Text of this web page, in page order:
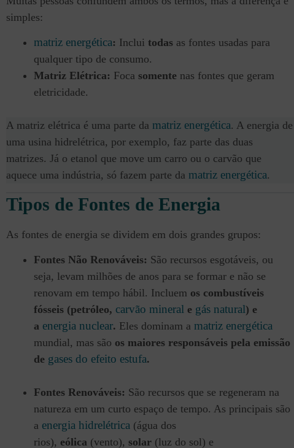
simples:
matriz energética: Inclui todas as fontes usadas para
qualquer tipo de consumo.
Matriz Elétrica: Foca somente nas fontes que geram
eletricidade.
A matriz elétrica é uma parte da matriz energética. A energia de
uma usina hidrelétrica, por exemplo, faz parte das duas
matrizes. Já o etanol que move um carro ou o carvão que
aquece uma indústria, só fazem parte da matriz energética.
Tipos de Fontes de Energia
As fontes de energia se dividem em dois grandes grupos:
Fontes Não Renováveis: São recursos esgotáveis, ou
seja, levam milhões de anos para se formar e não se
renovam em tempo hábil. Incluem os combustíveis
fósseis (petróleo, carvão mineral e gás natural) e
a energia nuclear. Eles dominam a matriz energética
mundial, mas são os maiores responsáveis pela emissão
de gases do efeito estufa.
Fontes Renováveis: São recursos que se regeneram na
natureza em um curto espaço de tempo. As principais são
a energia hidrelétrica (água dos
rios), eólica (vento), solar (luz do sol) e